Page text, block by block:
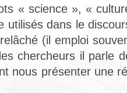
« science », «
utilisés dans le
(il emploi
chercheurs il parle
nous présenter une